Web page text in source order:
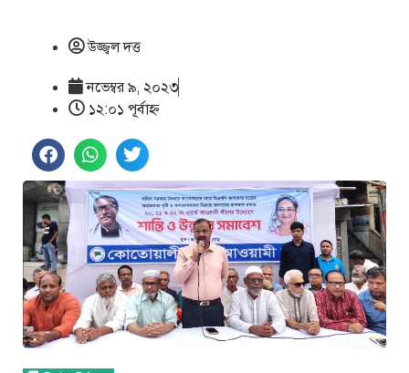
উজ্জ্বল দত্ত
নভেম্বর ৯, ২০২৩
১২:০১ পূর্বাহ্ণ